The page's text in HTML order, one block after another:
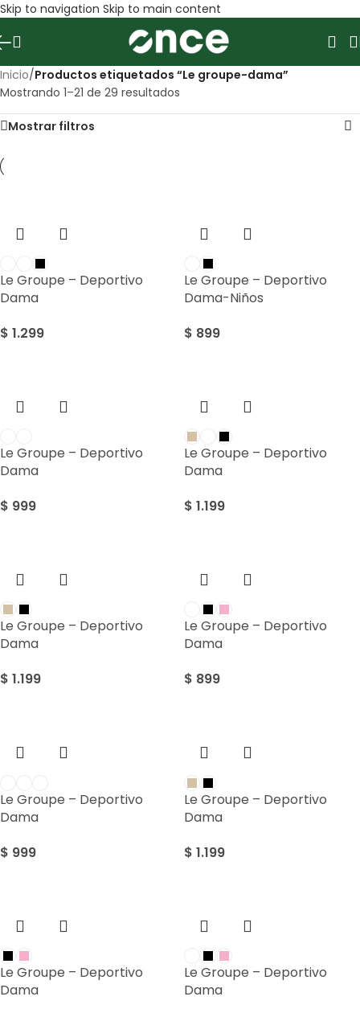
Skip to navigation Skip to main content
Inicio/Productos etiquetados “Le groupe-dama”
Mostrando 1–21 de 29 resultados
Mostrar filtros
Le Groupe – Deportivo
Dama
$ 1.299
Le Groupe – Deportivo
Dama-Niños
$ 899
Le Groupe – Deportivo
Dama
$ 999
Le Groupe – Deportivo
Dama
$ 1.199
Le Groupe – Deportivo
Dama
$ 1.199
Le Groupe – Deportivo
Dama
$ 899
Le Groupe – Deportivo
Dama
$ 999
Le Groupe – Deportivo
Dama
$ 1.199
Le Groupe – Deportivo
Dama
Le Groupe – Deportivo
Dama